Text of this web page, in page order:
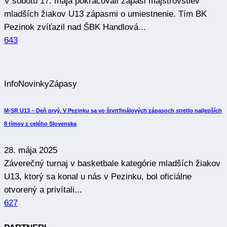
mladších žiakov U13 zápasmi o umiestnenie. Tím BK
Pezinok zvíťazil nad ŠBK Handlová...
643
InfoNovinkyZápasy
M-SR U13 – Deň prvý. V Pezinku sa vo štvrťfinálových zápasoch stretlo najlepších
8 tímov z celého Slovenska
28. mája 2025
Záverečný turnaj v basketbale kategórie mladších žiakov
U13, ktorý sa konal u nás v Pezinku, bol oficiálne
otvorený a privítali...
627